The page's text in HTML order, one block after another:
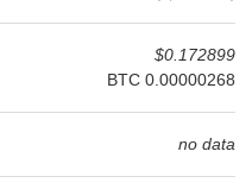
$0.172899
BTC 0.00000268
no data